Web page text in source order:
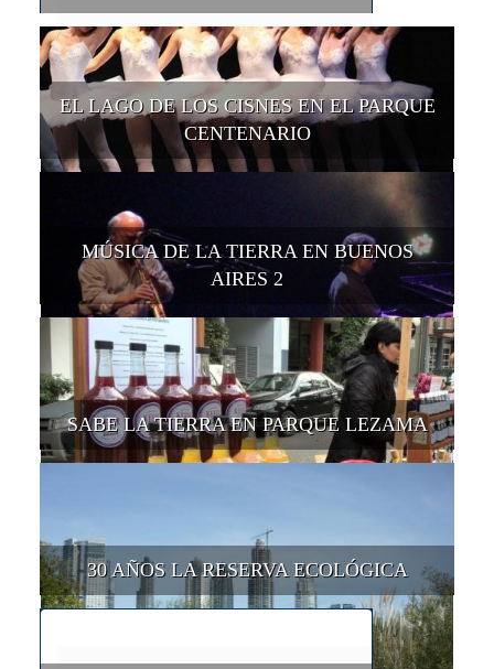
EL LAGO DE LOS CISNES EN EL PARQUE
CENTENARIO
MÚSICA DE LA TIERRA EN BUENOS
AIRES 2
SABE LA TIERRA EN PARQUE LEZAMA
30 AÑOS LA RESERVA ECOLÓGICA